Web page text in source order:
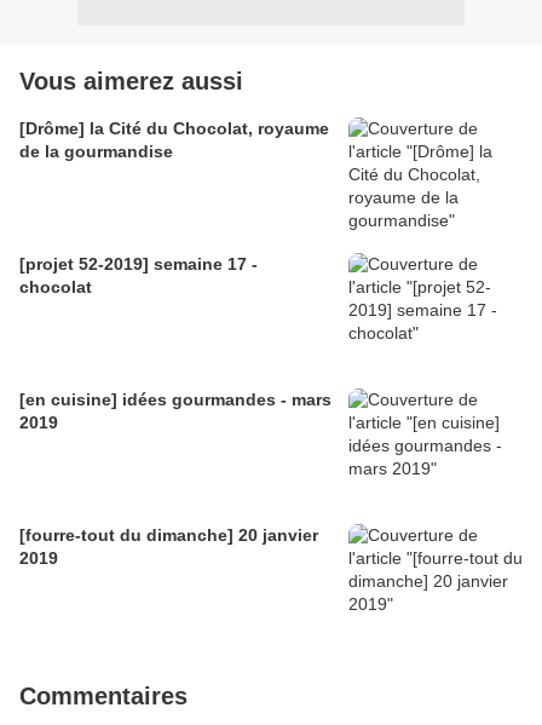
Vous aimerez aussi
[Drôme] la Cité du Chocolat, royaume
de la gourmandise
[projet 52-2019] semaine 17 -
chocolat
[en cuisine] idées gourmandes - mars
2019
[fourre-tout du dimanche] 20 janvier
2019
Commentaires